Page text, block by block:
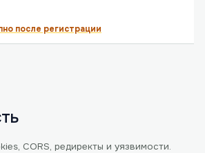
после регистрации
CORS, редиректы и уязвимости.